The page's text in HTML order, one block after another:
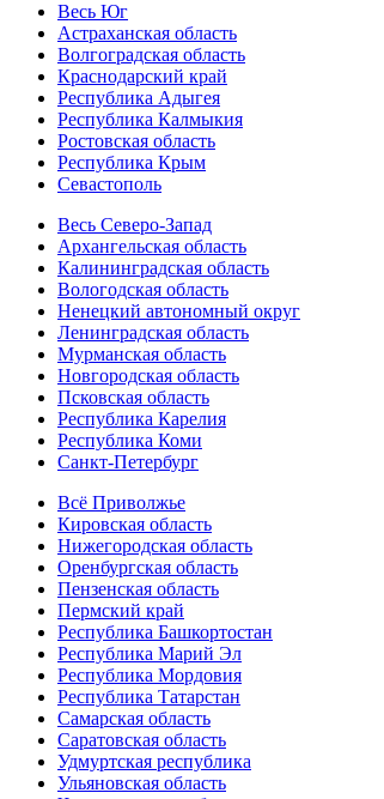
Весь Юг
Астраханская область
Волгоградская область
Краснодарский край
Республика Адыгея
Республика Калмыкия
Ростовская область
Республика Крым
Севастополь
Весь Северо-Запад
Архангельская область
Калининградская область
Вологодская область
Ненецкий автономный округ
Ленинградская область
Мурманская область
Новгородская область
Псковская область
Республика Карелия
Республика Коми
Санкт-Петербург
Всё Приволжье
Кировская область
Нижегородская область
Оренбургская область
Пензенская область
Пермский край
Республика Башкортостан
Республика Марий Эл
Республика Мордовия
Республика Татарстан
Самарская область
Саратовская область
Удмуртская республика
Ульяновская область